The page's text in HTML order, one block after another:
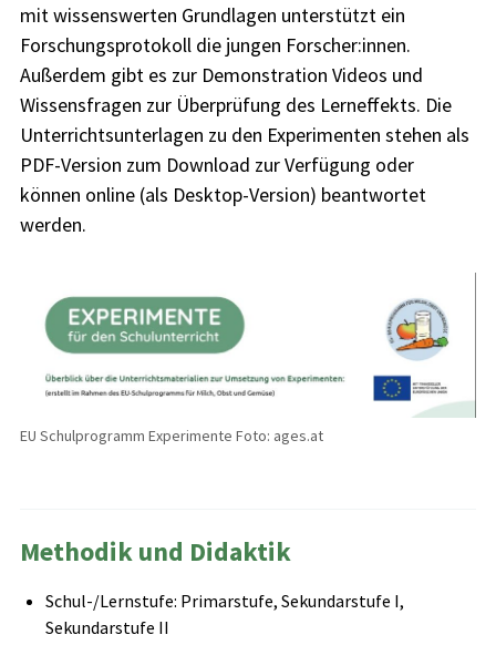
mit wissenswerten Grundlagen unterstützt ein
Forschungsprotokoll die jungen Forscher:innen.
Außerdem gibt es zur Demonstration Videos und
Wissensfragen zur Überprüfung des Lerneffekts. Die
Unterrichtsunterlagen zu den Experimenten stehen als
PDF-Version zum Download zur Verfügung oder
können online (als Desktop-Version) beantwortet
werden.
EU Schulprogramm Experimente Foto: ages.at
Methodik und Didaktik
Schul-/Lernstufe: Primarstufe, Sekundarstufe I,
Sekundarstufe II